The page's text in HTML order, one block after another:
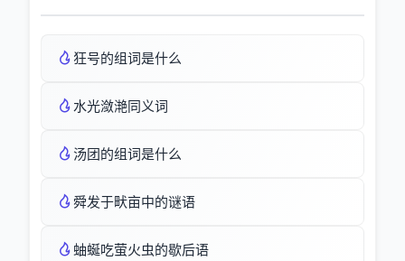
狂号的组词是什么
水光潋滟同义词
汤团的组词是什么
舜发于畎亩中的谜语
蚰蜒吃萤火虫的歇后语